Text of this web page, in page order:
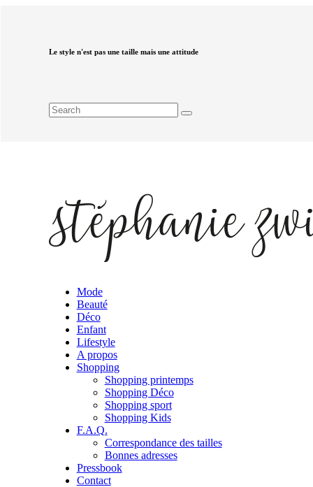
Le style n'est pas une taille mais une attitude
Mode
Beauté
Déco
Enfant
Lifestyle
A propos
Shopping
Shopping printemps
Shopping Déco
Shopping sport
Shopping Kids
F.A.Q.
Correspondance des tailles
Bonnes adresses
Pressbook
Contact